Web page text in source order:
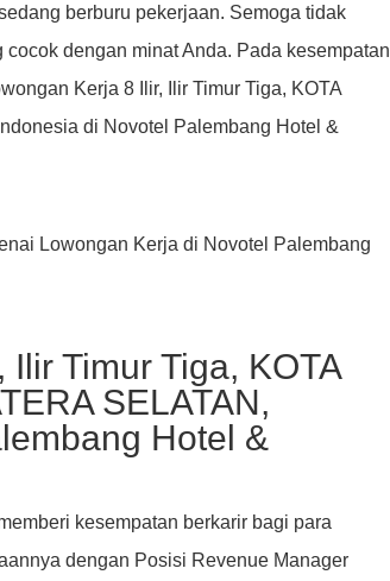
berburu pekerjaan. Semoga tidak
dengan minat Anda. Pada kesempatan
Kerja 8 Ilir, Ilir Timur Tiga, KOTA
di Novotel Palembang Hotel &
Lowongan Kerja di Novotel Palembang
Timur Tiga, KOTA
SELATAN,
Hotel &
kesempatan berkarir bagi para
dengan Posisi Revenue Manager